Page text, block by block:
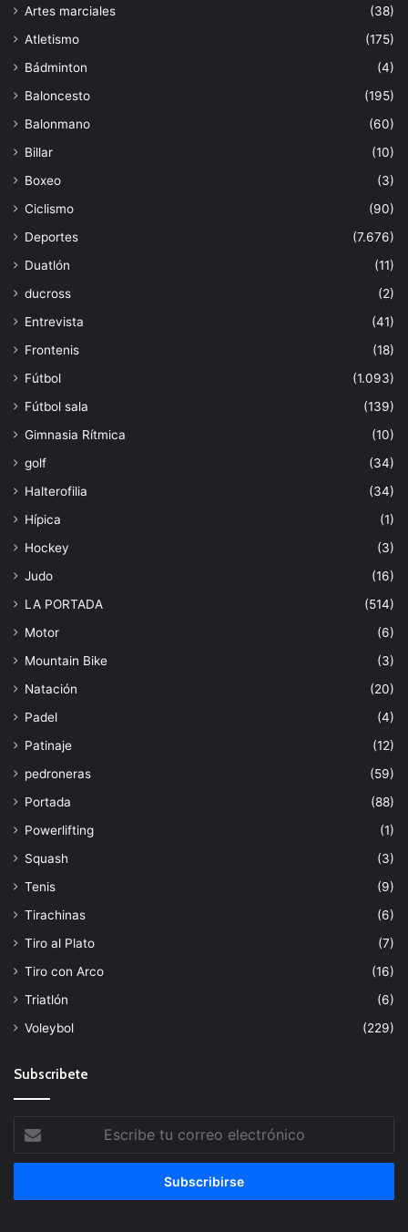
Artes marciales
(38)
Atletismo
(175)
Bádminton
(4)
Baloncesto
(195)
Balonmano
(60)
Billar
(10)
Boxeo
(3)
Ciclismo
(90)
Deportes
(7.676)
Duatlón
(11)
ducross
(2)
Entrevista
(41)
Frontenis
(18)
Fútbol
(1.093)
Fútbol sala
(139)
Gimnasia Rítmica
(10)
golf
(34)
Halterofilia
(34)
Hípica
(1)
Hockey
(3)
Judo
(16)
LA PORTADA
(514)
Motor
(6)
Mountain Bike
(3)
Natación
(20)
Padel
(4)
Patinaje
(12)
pedroneras
(59)
Portada
(88)
Powerlifting
(1)
Squash
(3)
Tenis
(9)
Tirachinas
(6)
Tiro al Plato
(7)
Tiro con Arco
(16)
Triatlón
(6)
Voleybol
(229)
Subscribete
tu
correo